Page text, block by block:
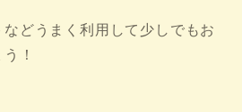
どうまく利用して少しでもお
！